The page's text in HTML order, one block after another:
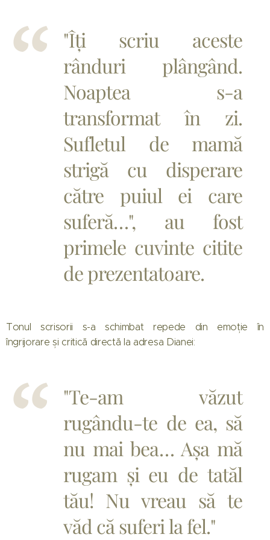
"Îți scriu aceste
rânduri plângând.
Noaptea s-a
transformat în zi.
Sufletul de mamă
strigă cu disperare
către puiul ei care
suferă…", au fost
primele cuvinte citite
de prezentatoare.
Tonul scrisorii s-a schimbat repede din emoție în
îngrijorare și critică directă la adresa Dianei:
"Te-am văzut
rugându-te de ea, să
nu mai bea… Așa mă
rugam și eu de tatăl
tău! Nu vreau să te
văd că suferi la fel."